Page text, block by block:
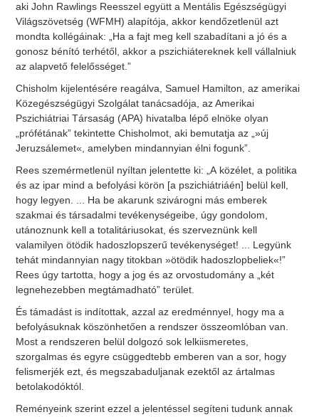
aki John Rawlings Reesszel együtt a Mentális Egészségügyi
Világszövetség (WFMH) alapítója, akkor kendőzetlenül azt
mondta kollégáinak: „Ha a fajt meg kell szabadítani a jó és a
gonosz bénító terhétől, akkor a pszichiátereknek kell vállalniuk
az alapvető felelősséget.”
Chisholm kijelentésére reagálva, Samuel Hamilton, az amerikai
Közegészségügyi Szolgálat tanácsadója, az Amerikai
Pszichiátriai Társaság (APA) hivatalba lépő elnöke olyan
„prófétának” tekintette Chisholmot, aki bemutatja az „»új
Jeruzsálemet«, amelyben mindannyian élni fogunk”.
Rees szemérmetlenül nyíltan jelentette ki: „A közélet, a politika
és az ipar mind a befolyási körön [a pszichiátriáén] belül kell,
hogy legyen. ... Ha be akarunk szivárogni más emberek
szakmai és társadalmi tevékenységeibe, úgy gondolom,
utánoznunk kell a totalitáriusokat, és szerveznünk kell
valamilyen ötödik hadoszlopszerű tevékenységet! ... Legyünk
tehát mindannyian nagy titokban »ötödik hadoszlopbeliek«!”
Rees úgy tartotta, hogy a jog és az orvostudomány a „két
legnehezebben megtámadható” terület.
És támadást is indítottak, azzal az eredménnyel, hogy ma a
befolyásuknak köszönhetően a rendszer összeomlóban van.
Most a rendszeren belül dolgozó sok lelkiismeretes,
szorgalmas és egyre csüggedtebb emberen van a sor, hogy
felismerjék ezt, és megszabaduljanak ezektől az ártalmas
betolakodóktól.
Reményeink szerint ezzel a jelentéssel segíteni tudunk annak